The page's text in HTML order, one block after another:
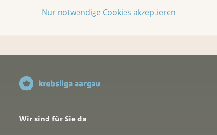
Nur notwendige Cookies akzeptieren
Jede Geschichte zählt
Wir sind für Sie da